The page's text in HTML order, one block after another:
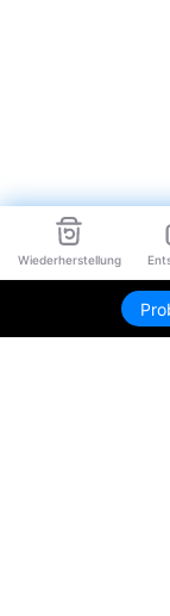
Wiederherstellung